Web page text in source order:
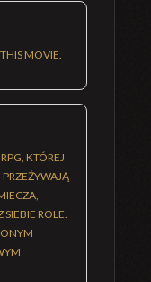
MOVIE.
KTÓREJ
SIEBIE ROLE.